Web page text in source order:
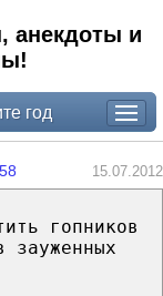
анекдоты и
год
15.07.2012
гопников
зауженных